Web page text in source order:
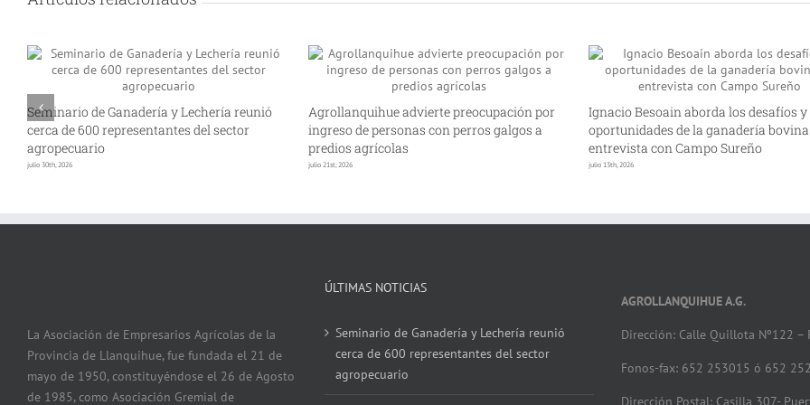
Seminario de Ganadería y Lechería reunió
cerca de 600 representantes del sector
agropecuario
julio 30th, 2026
Agrollanquihue advierte preocupación por
ingreso de personas con perros galgos a
predios agrícolas
julio 21st, 2026
Ignacio Besoain aborda los desafíos y
oportunidades de la ganadería
entrevista con Campo Sureño
julio 13th, 2026
La Asociación de Empresarios Agrícolas de la
Provincia de Llanquihue, fue fundada el 21 de
mayo de 1950, constituyéndose el 26 de Agosto
de 1985, como Asociación Gremial de
ÚLTIMAS NOTICIAS
Seminario de Ganadería y Lechería reunió
cerca de 600 representantes del sector
agropecuario
AGROLLANQUIHUE A.G.
Dirección: Calle Quillota Nº122
Fonos-fax: 652 253015 ó 652
Dirección Postal: Casilla 307-